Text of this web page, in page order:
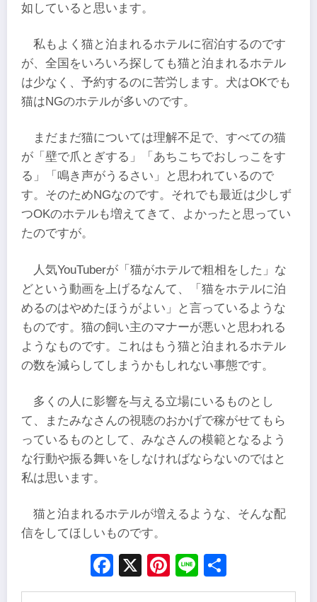
如していると思います。
私もよく猫と泊まれるホテルに宿泊するのです
が、全国をいろいろ探しても猫と泊まれるホテル
は少なく、予約するのに苦労します。犬はOKでも
猫はNGのホテルが多いのです。
まだまだ猫については理解不足で、すべての猫
が「壁で爪とぎする」「あちこちでおしっこをす
る」「鳴き声がうるさい」と思われているので
す。そのためNGなのです。それでも最近は少しず
つOKのホテルも増えてきて、よかったと思ってい
たのですが。
人気YouTuberが「猫がホテルで粗相をした」な
どという動画を上げるなんて、「猫をホテルに泊
めるのはやめたほうがよい」と言っているような
ものです。猫の飼い主のマナーが悪いと思われる
ようなものです。これはもう猫と泊まれるホテル
の数を減らしてしまうかもしれない事態です。
多くの人に影響を与える立場にいるものとし
て、またみなさんの視聴のおかげで稼がせてもら
っているものとして、みなさんの模範となるよう
な行動や振る舞いをしなければならないのではと
私は思います。
猫と泊まれるホテルが増えるような、そんな配
信をしてほしいものです。
Facebook
X Pinterest
Line